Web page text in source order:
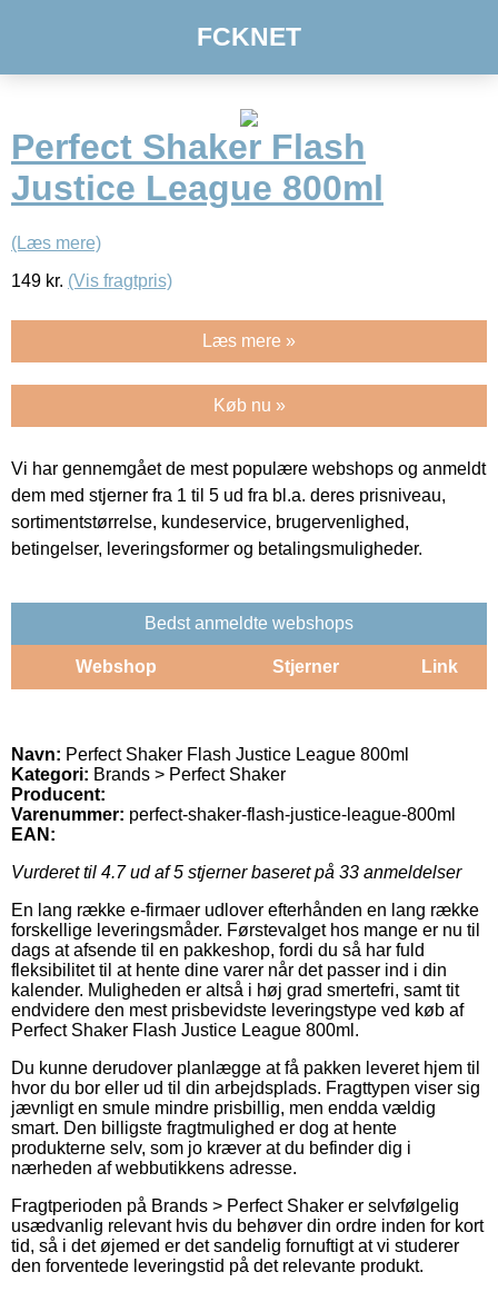
FCKNET
Perfect Shaker Flash
Justice League 800ml
(Læs mere)
149 kr. (Vis fragtpris)
Læs mere »
Køb nu »
Vi har gennemgået de mest populære webshops og anmeldt
dem med stjerner fra 1 til 5 ud fra bl.a. deres prisniveau,
sortimentstørrelse, kundeservice, brugervenlighed,
betingelser, leveringsformer og betalingsmuligheder.
Bedst anmeldte webshops
Webshop Stjerner Link
Navn: Perfect Shaker Flash Justice League 800ml
Kategori: Brands > Perfect Shaker
Producent:
Varenummer: perfect-shaker-flash-justice-league-800ml
EAN:
Vurderet til 4.7ud af 5 stjerner baseret på 33 anmeldelser
En lang række e-firmaer udlover efterhånden en lang række
forskellige leveringsmåder. Førstevalget hos mange er nu til
dags at afsende til en pakkeshop, fordi du så har fuld
fleksibilitet til at hente dine varer når det passer ind i din
kalender. Muligheden er altså i høj grad smertefri, samt tit
endvidere den mest prisbevidste leveringstype ved køb af
Perfect Shaker Flash Justice League 800ml.
Du kunne derudover planlægge at få pakken leveret hjem til
hvor du bor eller ud til din arbejdsplads. Fragttypen viser sig
jævnligt en smule mindre prisbillig, men endda vældig
smart. Den billigste fragtmulighed er dog at hente
produkterne selv, som jo kræver at du befinder dig i
nærheden af webbutikkens adresse.
Fragtperioden på Brands > Perfect Shaker er selvfølgelig
usædvanlig relevant hvis du behøver din ordre inden for kort
tid, så i det øjemed er det sandelig fornuftigt at vi studerer
den forventede leveringstid på det relevante produkt.